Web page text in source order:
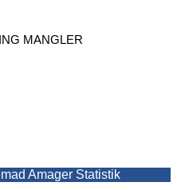
MANGLER
Amager Statistik